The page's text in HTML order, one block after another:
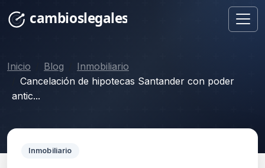
Inicio Blog
Inmobiliario
Cancelación de hipotecas Santander con poder
antic...
Inmobiliario